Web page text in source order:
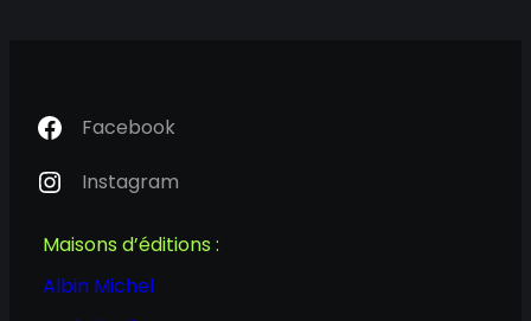
Facebook
Instagram
Maisons d’éditions :
Albin Michel